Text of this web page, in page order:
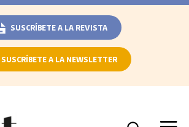
SUSCRÍBETE A LA REVISTA
SUSCRÍBETE A LA NEWSLETTER